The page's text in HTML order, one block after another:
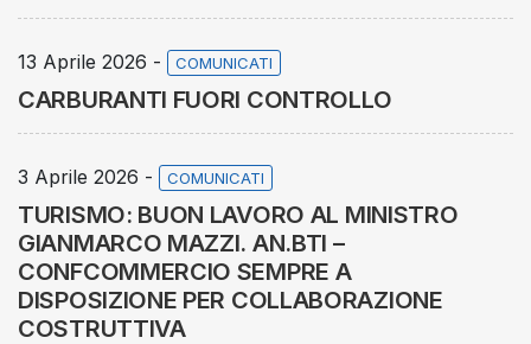
13 Aprile 2026 - COMUNICATI
CARBURANTI FUORI CONTROLLO
3 Aprile 2026 - COMUNICATI
TURISMO: BUON LAVORO AL MINISTRO
GIANMARCO MAZZI. AN.BTI –
CONFCOMMERCIO SEMPRE A
DISPOSIZIONE PER COLLABORAZIONE
COSTRUTTIVA